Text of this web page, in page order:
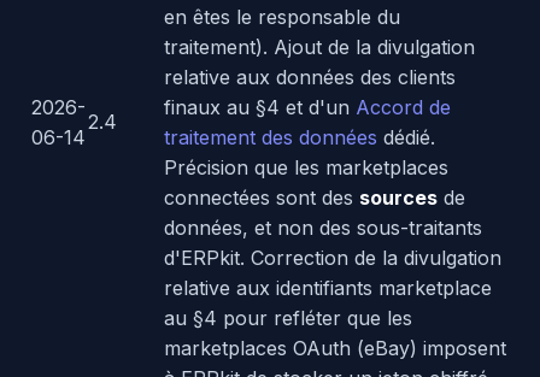
2026-
06-14
2.4
en êtes le responsable du
traitement). Ajout de la divulgation
relative aux données des clients
finaux au §4 et d'un Accord de
traitement des données dédié.
Précision que les marketplaces
connectées sont des sources de
données, et non des sous-traitants
d'ERPkit. Correction de la divulgation
relative aux identifiants marketplace
au §4 pour refléter que les
marketplaces OAuth (eBay) imposent